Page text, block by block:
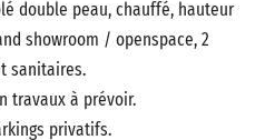
double peau, chauffé, hauteur
showroom / openspace, 2
sanitaires.
travaux à prévoir.
privatifs.